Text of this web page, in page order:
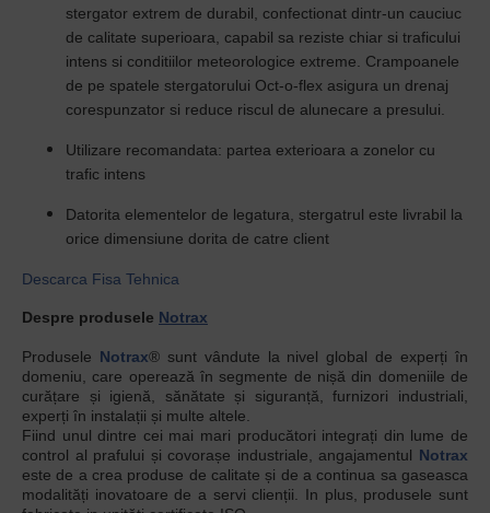
stergator extrem de durabil, confectionat dintr-un cauciuc
de calitate superioara, capabil sa reziste chiar si traficului
intens si conditiilor meteorologice extreme. Crampoanele
de pe spatele stergatorului Oct-o-flex asigura un drenaj
corespunzator si reduce riscul de alunecare a presului.
Utilizare recomandata: partea exterioara a zonelor cu
trafic intens
Datorita elementelor de legatura, stergatrul este livrabil la
orice dimensiune dorita de catre client
Descarca Fisa Tehnica
Despre produsele Notrax
Produsele Notrax® sunt vândute la nivel global de experți în
domeniu, care operează în segmente de nișă din domeniile de
curățare și igienă, sănătate și siguranță, furnizori industriali,
experți în instalații și multe altele.
Fiind unul dintre cei mai mari producători integrați din lume de
control al prafului și covorașe industriale, angajamentul Notrax
este de a crea produse de calitate și de a continua sa gaseasca
modalități inovatoare de a servi clienții. In plus, produsele sunt